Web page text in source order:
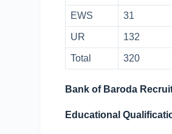
EWS 31
UR 132
Total 320
Bank of Baroda
Educational